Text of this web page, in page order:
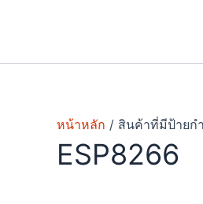
หน้าหลัก / สินค้าที่มีป้ายก
ESP8266